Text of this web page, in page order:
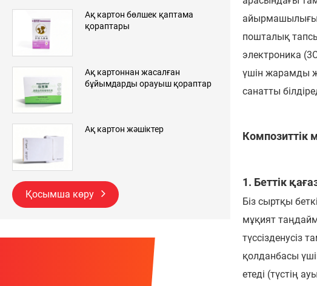
Ақ картон бөлшек қаптама
қораптары
Ақ картоннан жасалған
бұйымдарды орауыш қораптар
Ақ картон жәшіктер
Қосымша көру
айырмашылығы,
пошталық
электроника
үшін жарамды
санатты
1. Беттік
Біз сыртқы
мұқият
түссізденусіз
қолданбасы
етеді (түстің